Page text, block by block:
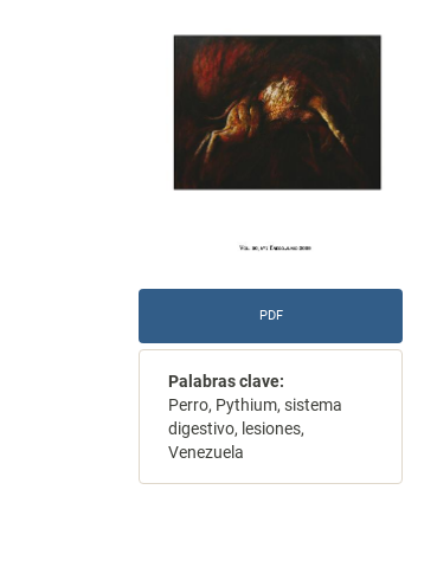
del
artículo
PDF
Palabras clave:
Perro, Pythium, sistema
digestivo, lesiones,
Venezuela